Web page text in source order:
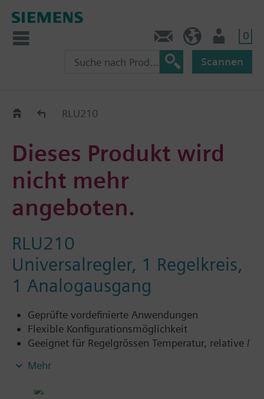
0
Scannen
Old2NewRLU210
Dieses Produkt wird
nicht mehr
angeboten.
RLU210
Universalregler, 1 Regelkreis,
1 Analogausgang
Geprüfte vordefinierte Anwendungen
Flexible Konfigurationsmöglichkeit
Geeignet für Regelgrössen Temperatur, relative /
Luftvolumenstrom, Luftqualität etc.
Mehr